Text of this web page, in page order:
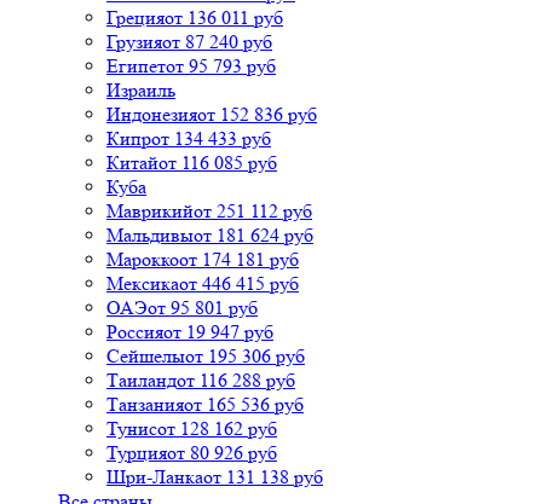
Грецияот 136 011 руб
Грузияот 87 240 руб
Египетот 95 793 руб
Израиль
Индонезияот 152 836 руб
Кипрот 134 433 руб
Китайот 116 085 руб
Куба
Маврикийот 251 112 руб
Мальдивыот 181 624 руб
Мароккоот 174 181 руб
Мексикаот 446 415 руб
ОАЭот 95 801 руб
Россияот 19 947 руб
Сейшелыот 195 306 руб
Таиландот 116 288 руб
Танзанияот 165 536 руб
Тунисот 128 162 руб
Турцияот 80 926 руб
Шри-Ланкаот 131 138 руб